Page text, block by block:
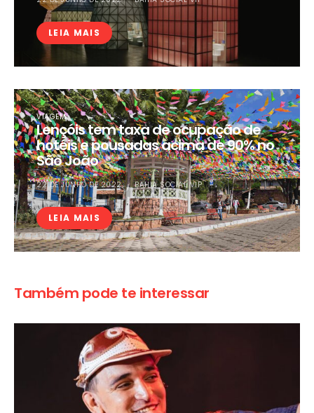
LEIA MAIS
VIAGEM
Lençóis tem taxa de ocupação de
hotéis e pousadas acima de 90% no
São João
22 DE JUNHO DE 2022 BAHIA SOCIAL VIP
LEIA MAIS
Também pode te interessar